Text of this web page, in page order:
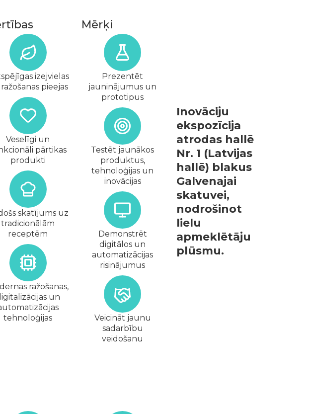
izejvielas
pieejas
Veselīgi un
pārtikas
produkti
skatījums uz
tradicionālām
receptēm
ražošanas,
un
tehnoloģijas
Mērķi
Prezentēt
jauninājumus un
prototipus
Testēt jaunākos
produktus,
tehnoloģijas un
inovācijas
Demonstrēt
digitālos un
automatizācijas
risinājumus
Veicināt jaunu
sadarbību
veidošanu
Inovāciju
ekspozīcija
atrodas hallē
Nr. 1 (Latvijas
hallē) blakus
Galvenajai
skatuvei,
nodrošinot
lielu
apmeklētāju
plūsmu.